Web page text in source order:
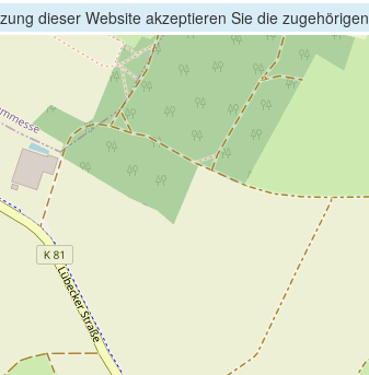
dieser Website akzeptieren Sie die zugehörigen